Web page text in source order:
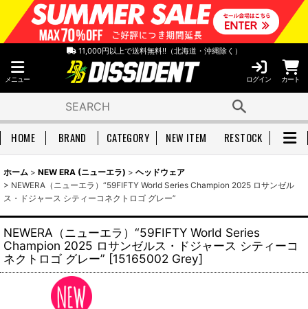
11,000円以上で送料無料!!（北海道・沖縄除く）
メニュー ログイン カート
HOME BRAND CATEGORY NEW ITEM RESTOCK
ホーム > NEW ERA (ニューエラ) > ヘッドウェア
> NEWERA（ニューエラ）“59FIFTY World Series Champion 2025 ロサンゼル
ス・ドジャース シティーコネクトロゴ グレー”
NEWERA（ニューエラ）“59FIFTY World Series
Champion 2025 ロサンゼルス・ドジャース シティーコ
ネクトロゴ グレー” [15165002 Grey]